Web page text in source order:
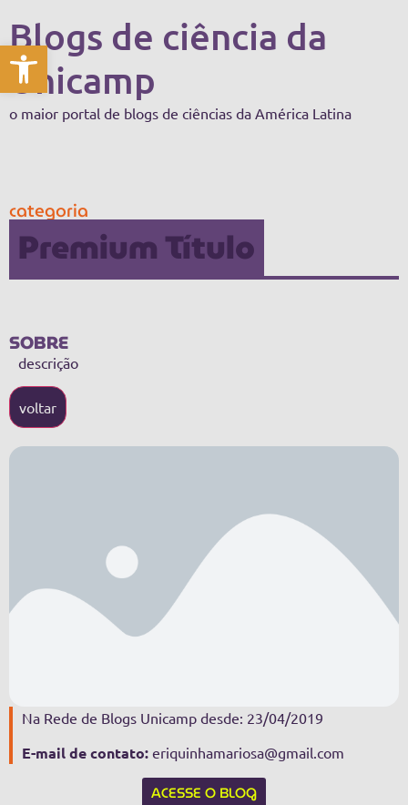
Abrir a barra de ferramentas
Blogs de ciência da
Unicamp
o maior portal de blogs de ciências da América Latina
categoria
Premium Título
SOBRE
descrição
voltar
Na Rede de Blogs Unicamp desde: 23/04/2019
E-mail de contato: eriquinhamariosa@gmail.com
ACESSE O BLOG